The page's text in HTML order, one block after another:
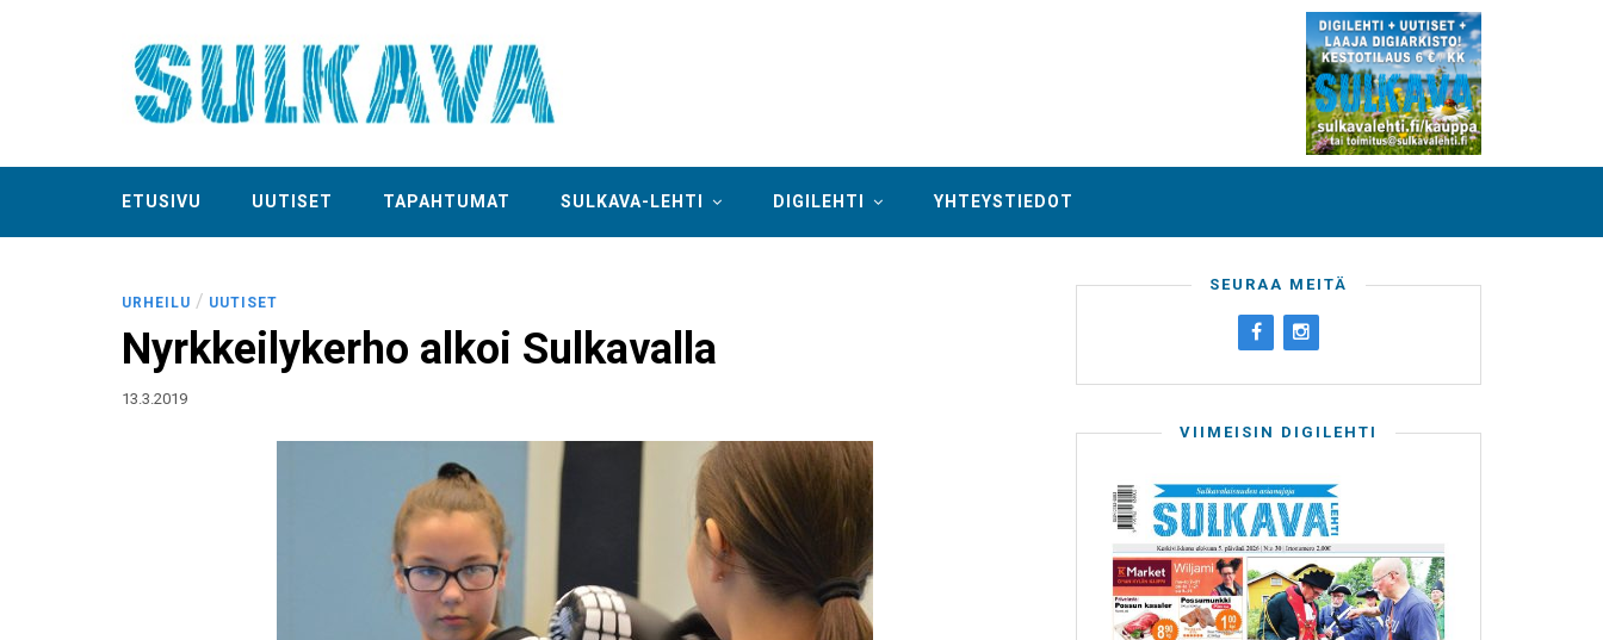
ETUSIVU UUTISET TAPAHTUMAT SULKAVA-LEHTI DIGILEHTI YHTEYSTIEDOT
URHEILU / UUTISET
Nyrkkeilykerho alkoi Sulkavalla
13.3.2019
SEURAA MEITÄ
VIIMEISIN DIGILEHTI